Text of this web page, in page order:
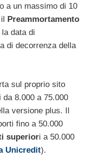
a un massimo di 10
Preammortamento
data di
di decorrenza della
sul proprio sito
8.000 a 75.000
versione plus. Il
fino a 50.000
superiori a 50.000
Unicredit).